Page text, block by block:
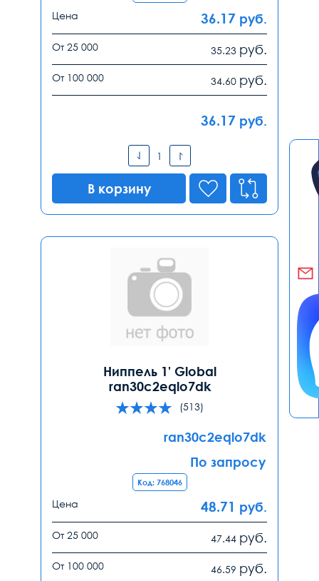
Цена 36.17 руб.
От 25 000 35.23 руб.
От 100 000 34.60 руб.
36.17 руб.
В корзину
Ниппель 1' Global
ran30c2eqlo7dk
(513)
ran30c2eqlo7dk
По запросу
Код: 768046
Цена 48.71 руб.
От 25 000 47.44 руб.
От 100 000 46.59 руб.